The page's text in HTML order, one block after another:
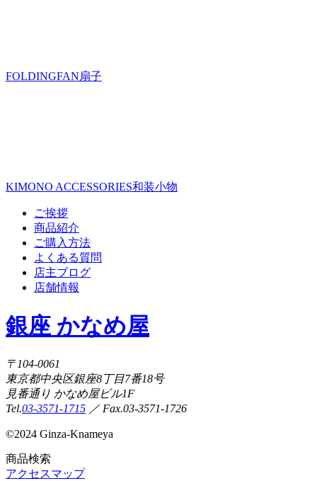
FOLDINGFAN扇子
KIMONO ACCESSORIES和装小物
ご挨拶
商品紹介
ご購入方法
よくある質問
店主ブログ
店舗情報
銀座 かなめ屋
〒104-0061
東京都中央区銀座8丁目7番18号
見番通り かなめ屋ビル1F
Tel.03-3571-1715 ／ Fax.03-3571-1726
©2024 Ginza-Knameya
商品検索
アクセスマップ